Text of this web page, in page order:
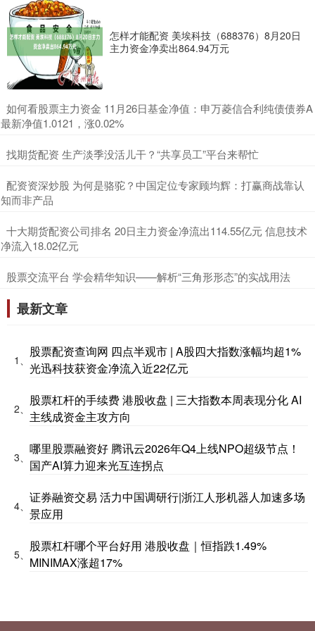
怎样才能配资 美埃科技（688376）8月20日
主力资金净卖出864.94万元
​如何看股票主力资金 11月26日基金净值：申万菱信合利纯债债券A
最新净值1.0121，涨0.02%
​找期货配资 生产淡季没活儿干？“共享员工”平台来帮忙
​配资资深炒股 为何是骆驼？中国定位专家顾均辉：打赢商战靠认
知而非产品
​十大期货配资公司排名 20日主力资金净流出114.55亿元 信息技术
净流入18.02亿元
​股票交流平台 学会精华知识——解析“三角形形态”的实战用法
最新文章
1、
股票配资查询网 四点半观市 | A股四大指数涨幅均超1%
光迅科技获资金净流入近22亿元
2、
股票杠杆的手续费 港股收盘 | 三大指数本周表现分化 AI
主线成资金主攻方向
3、
哪里股票融资好 腾讯云2026年Q4上线NPO超级节点！
国产AI算力迎来光互连拐点
4、
证券融资交易 活力中国调研行|浙江人形机器人加速多场
景应用
5、
股票杠杆哪个平台好用 港股收盘｜恒指跌1.49%
MINIMAX涨超17%